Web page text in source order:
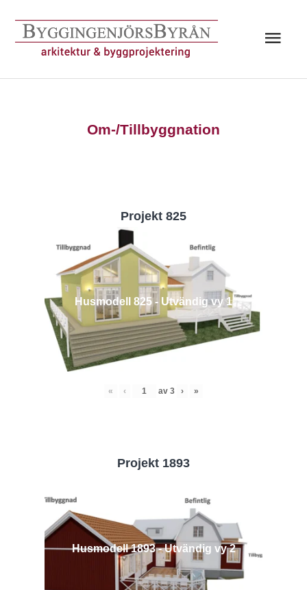
innehåll
Om-/Tillbyggnation
Projekt 825
Husmodell 825 - Utvändig vy 1
« ‹ av 3 › »
Projekt 1893
Husmodell 1893 - Utvändig vy 2